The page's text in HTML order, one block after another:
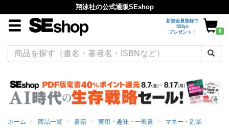
翔泳社の公式通販SEshop
新規会員登録で
500pt
プレゼント！
0
ホーム 商品一覧 書籍 実用・趣味・一般書 マネー・副業